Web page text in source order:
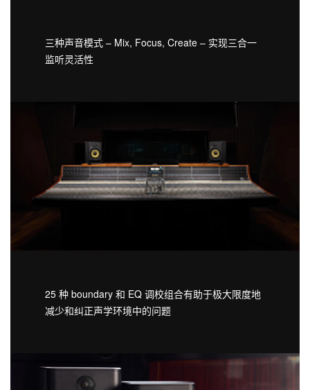
三种声音模式 – Mix, Focus, Create – 实现三合一
监听灵活性
25 种 boundary 和 EQ 调校组合有助于极大限度地
减少和纠正声学环境中的问题